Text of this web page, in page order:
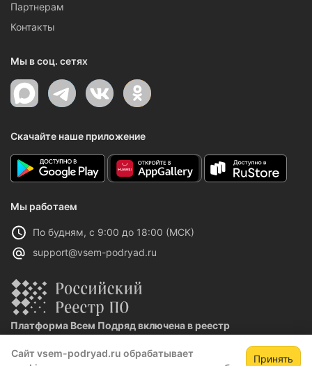
Сайт vsem-podryad.ru обрабатывает
Принять
Партнерам
Контакты
Мы в соц. сетях
Скачайте наше приложение
Мы работаем
По будням, с 9:00 до 18:00 (МСК)
support@vsem-podryad.ru
Платформа Всем Подряд включена в реестр
Реестровая запись №32021 от 06.02.2026